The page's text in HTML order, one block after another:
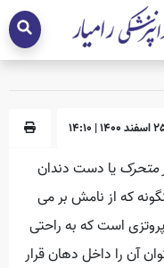
متحرکیا دست دندان
که از نامش بر می
پروتزی است که به راحتی
آن را داخل دهان قرار